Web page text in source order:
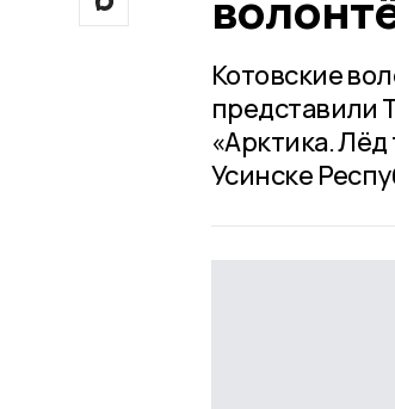
Котовские
представили
«Арктика.
Усинске